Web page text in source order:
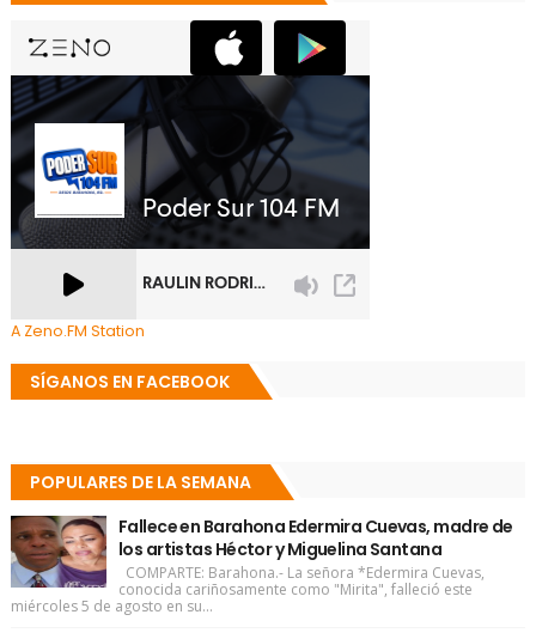
A Zeno.FM Station
SÍGANOS EN FACEBOOK
POPULARES DE LA SEMANA
Fallece en Barahona Edermira Cuevas, madre de
los artistas Héctor y Miguelina Santana
COMPARTE: Barahona.- La señora *Edermira Cuevas,
conocida cariñosamente como "Mirita", falleció este
miércoles 5 de agosto en su...